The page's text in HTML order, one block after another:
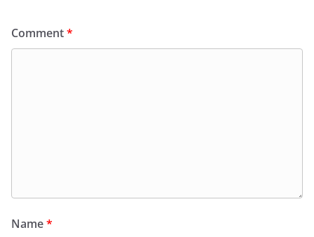
Comment*
Name*